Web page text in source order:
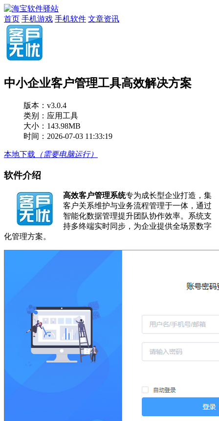
首页 手机游戏 手机软件 文章资讯
中小企业客户管理工具高效解决方案
版本： v3.0.4
类别：应用工具
大小：143.98MB
时间：2026-07-03 11:33:19
本地下载 （需要电脑运行）
软件介绍
高效客户管理系统专为成长型企业打造，集
客户关系维护与业务流程管理于一体，通过
智能化数据管理提升团队协作效率。系统支
持多终端实时同步，为企业提供全场景数字
化管理方案。